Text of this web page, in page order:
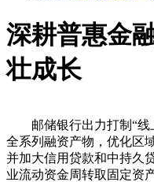
深耕普惠金
壮成长
邮储银行出力打制“线
全系列融资产物，优化区
并加大信用贷款和中持久
业流动资金周转取固定资